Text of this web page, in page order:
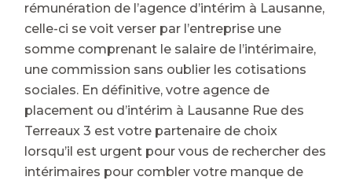
rémunération de l’agence d’intérim à Lausanne,
celle-ci se voit verser par l’entreprise une
somme comprenant le salaire de l’intérimaire,
une commission sans oublier les cotisations
sociales. En définitive, votre agence de
placement ou d’intérim à Lausanne Rue des
Terreaux 3 est votre partenaire de choix
lorsqu’il est urgent pour vous de rechercher des
intérimaires pour combler votre manque de